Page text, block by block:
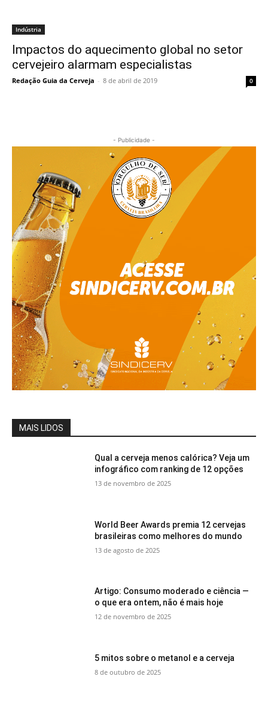
Indústria
Impactos do aquecimento global no setor
cervejeiro alarmam especialistas
Redação Guia da Cerveja - 8 de abril de 2019 0
- Publicidade -
MAIS LIDOS
Qual a cerveja menos calórica? Veja um
infográfico com ranking de 12 opções
13 de novembro de 2025
World Beer Awards premia 12 cervejas
brasileiras como melhores do mundo
13 de agosto de 2025
Artigo: Consumo moderado e ciência —
o que era ontem, não é mais hoje
12 de novembro de 2025
5 mitos sobre o metanol e a cerveja
8 de outubro de 2025